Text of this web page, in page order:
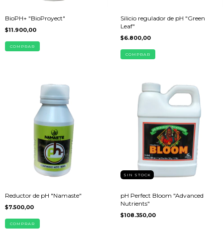
BioPH+ "BioProyect"
$11.900,00
COMPRAR
Silicio regulador de pH "Green
Leaf"
$6.800,00
COMPRAR
Reductor de pH "Namaste"
$7.500,00
COMPRAR
SIN STOCK
pH Perfect Bloom "Advanced
Nutrients"
$108.350,00